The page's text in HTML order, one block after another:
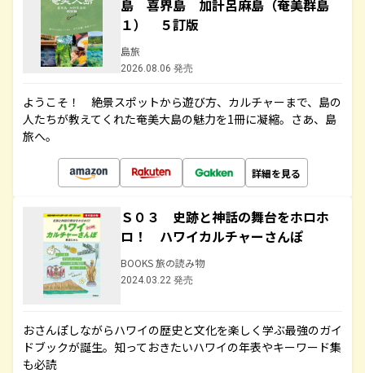
島 喜界島 加計呂麻島（奄美群島
１） ５訂版
島旅
2026.08.06 発売
ようこそ！ 絶景スポットから遊び方、カルチャーまで、島の
人たちが教えてくれた奄美大島の魅力を1冊に凝縮。さあ、島
旅へ。
詳細を見る
Ｓ０３ 史跡と神話の舞台をホロホ
ロ！ ハワイカルチャーさんぽ
BOOKS 旅の読み物
2024.03.22 発売
おさんぽしながらハワイの歴史と文化を楽しく学ぶ最強のガイ
ドブックが誕生。知っておきたいハワイの年表やキーワード集
も必読